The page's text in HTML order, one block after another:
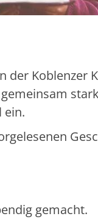
der Koblenzer
ein.
gemacht.